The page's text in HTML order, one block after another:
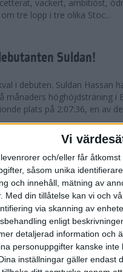
Vi
och/eller får
såsom unika
och innehåll, mätning av
Med din tillåtelse kan vi och
via skanning av
enligt
detaljerad information och
personuppgifter kanske
inställningar gäller endast
vackert, ambitiöst,
tre lopp i tre olika Stoc...
Suldan!
i debuten. Suldan Hassan
månaders höghöjdsträning i
plats på 2:07:36, en av de
Marathon utvecklades till
maratons historia.
rekord, 2:07:36. Även
utmanande